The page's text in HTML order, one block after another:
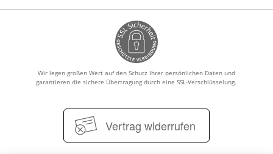
Wir legen großen Wert auf den Schutz Ihrer persönlichen Daten und
garantieren die sichere Übertragung durch eine SSL-Verschlüsselung.
Vertrag widerrufen